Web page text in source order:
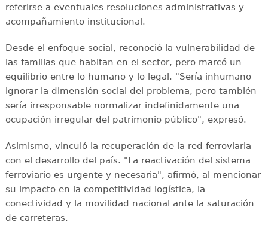
referirse a eventuales resoluciones administrativas y
acompañamiento institucional.
Desde el enfoque social, reconoció la vulnerabilidad de
las familias que habitan en el sector, pero marcó un
equilibrio entre lo humano y lo legal. "Sería inhumano
ignorar la dimensión social del problema, pero también
sería irresponsable normalizar indefinidamente una
ocupación irregular del patrimonio público", expresó.
Asimismo, vinculó la recuperación de la red ferroviaria
con el desarrollo del país. "La reactivación del sistema
ferroviario es urgente y necesaria", afirmó, al mencionar
su impacto en la competitividad logística, la
conectividad y la movilidad nacional ante la saturación
de carreteras.